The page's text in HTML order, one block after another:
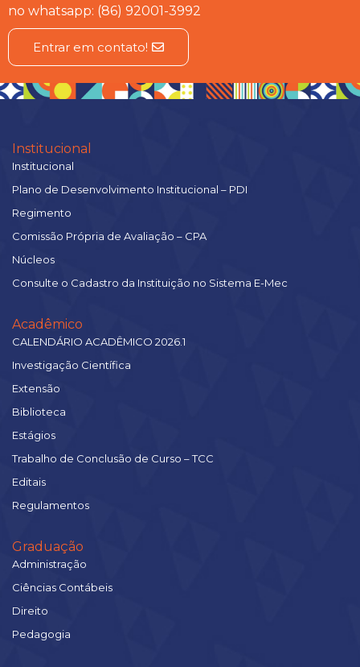
no whatsapp: (86) 92001-3992
Entrar em contato!
Institucional
Institucional
Plano de Desenvolvimento Institucional – PDI
Regimento
Comissão Própria de Avaliação – CPA
Núcleos
Consulte o Cadastro da Instituição no Sistema E-Mec
Acadêmico
CALENDÁRIO ACADÊMICO 2026.1
Investigação Científica
Extensão
Biblioteca
Estágios
Trabalho de Conclusão de Curso – TCC
Editais
Regulamentos
Graduação
Administração
Ciências Contábeis
Direito
Pedagogia